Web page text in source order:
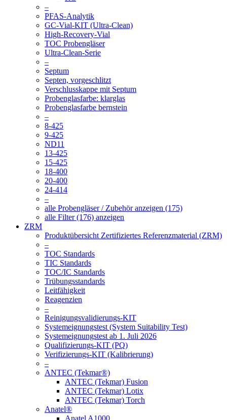
–
PFAS-Analytik
GC-Vial-KIT (Ultra-Clean)
High-Recovery-Vial
TOC Probengläser
Ultra-Clean-Serie
–
Septum
Septen, vorgeschlitzt
Verschlusskappe mit Septum
Probenglasfarbe: klarglas
Probenglasfarbe bernstein
–
8-425
9-425
ND11
13-425
15-425
18-400
20-400
24-414
–
alle Probengläser / Zubehör anzeigen (175)
alle Filter (176) anzeigen
ZRM
Produktübersicht Zertifiziertes Referenzmaterial (ZRM)
–
TOC Standards
TIC Standards
TOC/IC Standards
Trübungsstandards
Leitfähigkeit
Reagenzien
–
Reinigungsvalidierungs-KIT
Systemeignungstest (System Suitability Test)
Systemeignungstest ab 1. Juli 2026
Qualifizierungs-KIT (PQ)
Verifizierungs-KIT (Kalibrierung)
–
ANTEC (Tekmar®)
ANTEC (Tekmar) Fusion
ANTEC (Tekmar) Lotix
ANTEC (Tekmar) Torch
Anatel®
Anatel A1000